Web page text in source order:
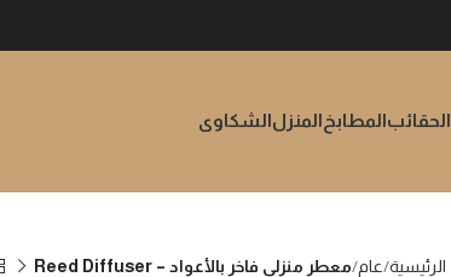
الحقائبالمطابخ المنزلالشكاوى
الرئيسية عام معطر منزلي فاخر بالأعواد – Reed Diffuser